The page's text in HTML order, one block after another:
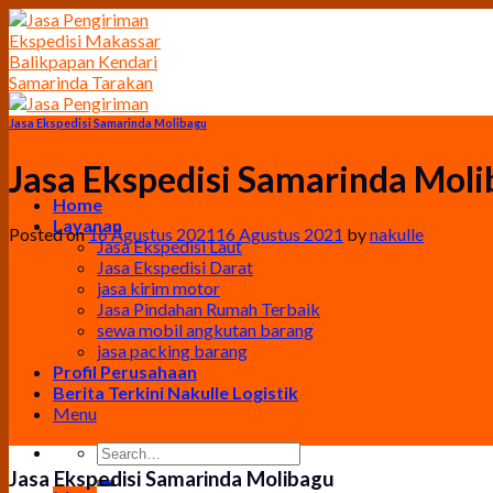
Skip
to
content
Home
Layanan
Jasa Ekspedisi Laut
Jasa Ekspedisi Darat
jasa kirim motor
Jasa Pindahan Rumah Terbaik
sewa mobil angkutan barang
jasa packing barang
Profil Perusahaan
Berita Terkini Nakulle Logistik
Menu
Jasa Ekspedisi Samarinda Molibagu
Jasa Ekspedisi Samarinda
Posted on16 Agustus 202116 Agustus 2021 bynakulle
Jasa Ekspedisi Samarinda Molibagu